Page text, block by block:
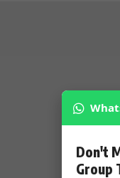
Don't
Group